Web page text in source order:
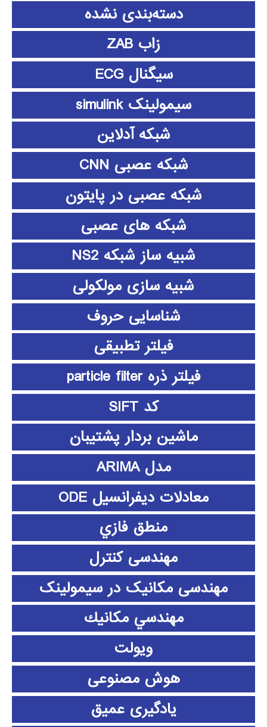
دسته‌بندی نشده
زاب ZAB
سیگنال ECG
سیمولینک simulink
شبکه آدلاین
شبکه عصبی CNN
شبکه عصبی در پایتون
شبکه های عصبی
شبیه ساز شبکه NS2
شبیه سازی مولکولی
شناسایی حروف
فیلتر تطبیقی
فیلتر ذره particle filter
کد SIFT
ماشین بردار پشتیبان
مدل ARIMA
معادلات دیفرانسیل ODE
منطق فازي
مهندسی کنترل
مهندسی مکانیک در سیمولینک
مهندسي مكانيك
ویولت
هوش مصنوعی
یادگیری عمیق